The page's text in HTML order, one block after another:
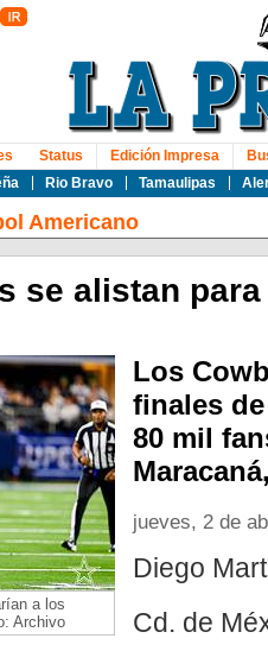
Rio Bravo Tamaulipas
Status Edición Impresa
Americano
se alistan
a los
Archivo
Los
finales
80 mil
jueves, 2 de
Diego
Cd. de